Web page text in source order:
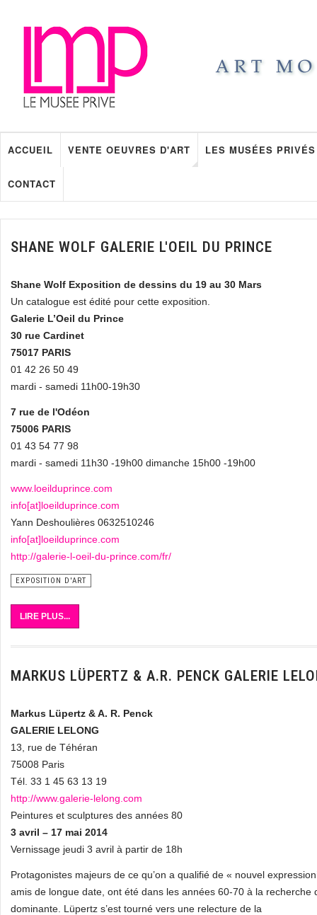
ACCUEIL VENTE OEUVRES D'ART LES MUSÉES PRIVÉS
CONTACT
SHANE WOLF GALERIE L'OEIL DU PRINCE
Shane Wolf Exposition de dessins du 19 au 30 Mars
Un catalogue est édité pour cette exposition.
Galerie L’Oeil du Prince
30 rue Cardinet
75017 PARIS
01 42 26 50 49
mardi - samedi 11h00-19h30
7 rue de l'Odéon
75006 PARIS
01 43 54 77 98
mardi - samedi 11h30 -19h00 dimanche 15h00 -19h00
www.loeilduprince.com
info[at]loeilduprince.com
Yann Deshoulières 0632510246
info[at]loeilduprince.com
http://galerie-l-oeil-du-prince.com/fr/
EXPOSITION D'ART
LIRE PLUS...
MARKUS LÜPERTZ & A.R. PENCK GALERIE
Markus Lüpertz & A. R. Penck
GALERIE LELONG
13, rue de Téhéran
75008 Paris
Tél. 33 1 45 63 13 19
http://www.galerie-lelong.com
Peintures et sculptures des années 80
3 avril – 17 mai 2014
Vernissage jeudi 3 avril à partir de 18h
Protagonistes majeurs de ce qu’on a qualifié de « nouvel
amis de longue date, ont été dans les années 60-70 à la recherche
dominante. Lüpertz s’est tourné vers une relecture de la